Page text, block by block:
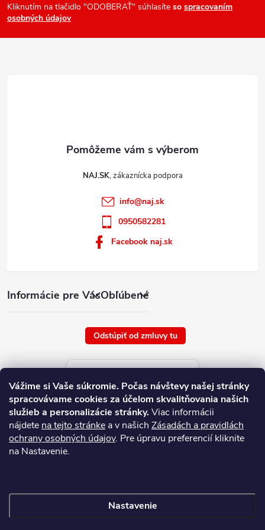
Vážime si Vaše súkromie. Počas návštevy našej stránky
spracovávame cookies za účelom skvalitňovania našich
služieb a personalizácie stránky.Viac informácii
nájdete na tejto stránke a v našich Zásadách a pravidlách
ochrany osobných údajov. Pre úpravu preferencií kliknite
na Nastavenie.
Nastavenie
i
Kliknutím na tlačidlo "ODOBERAŤ" súhlasíte so spracovaním
osobných údajov
Informácie pre VásObľúbené
NAJ.SK
info@naj.sk
0950582281
Facebook naj.sk
Odstúpiť od zmluvy tu
Aktuálne ceny tovaru
platné od : 10/8/2026